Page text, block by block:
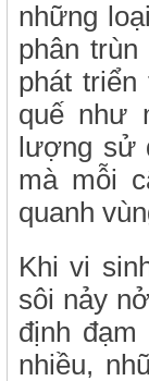
những
phân
phát
quế như
lượng sử
mà mỗi
quanh
Khi vi
sôi nảy
định
nhiều,